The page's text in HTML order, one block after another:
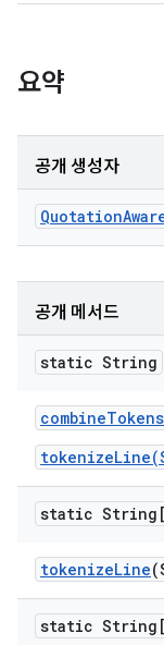
요약
공개 생성자
Quotation
공개 메서드
static String
combineTokens
static
tokenizeLine
static